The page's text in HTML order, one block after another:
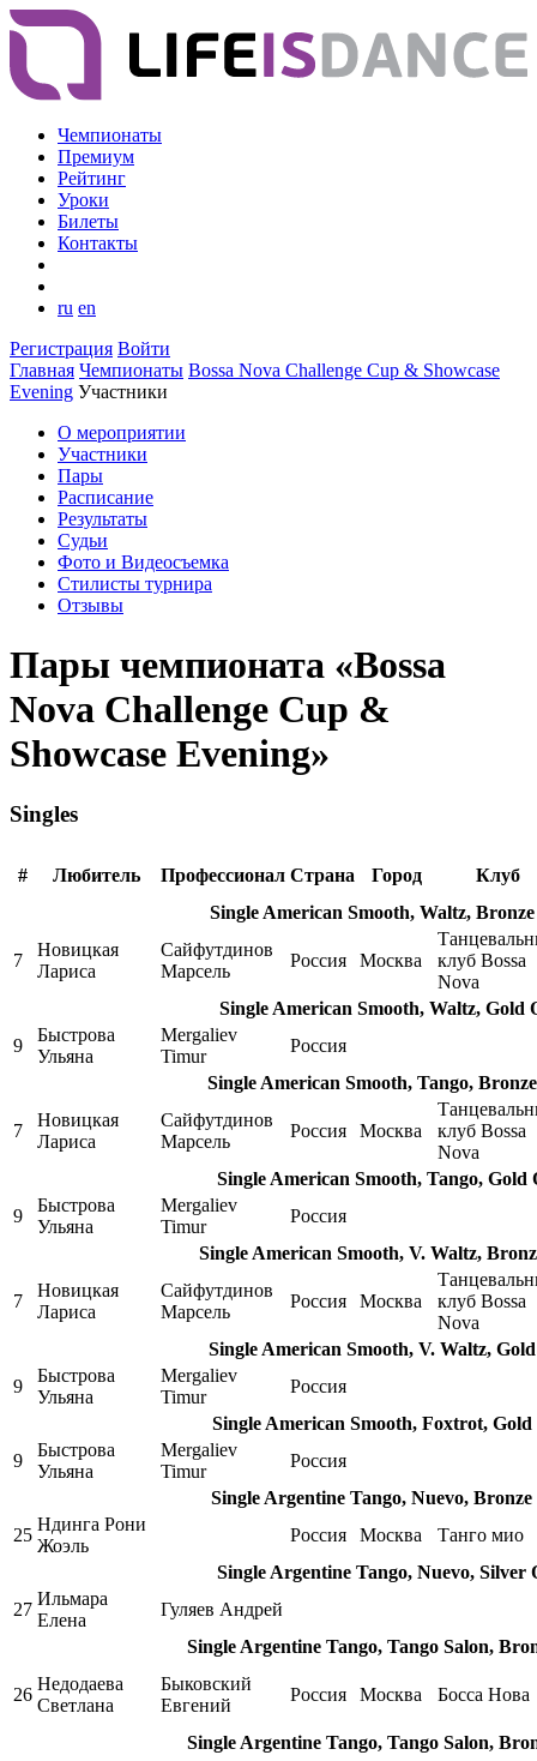
Чемпионаты
Премиум
Рейтинг
Уроки
Билеты
Контакты
ru en
Регистрация Войти
Главная Чемпионаты Bossa Nova Challenge Cup & Showcase
Evening Участники
О мероприятии
Участники
Пары
Расписание
Результаты
Судьи
Фото и Видеосъемка
Стилисты турнира
Отзывы
Пары чемпионата «Bossa
Nova Challenge Cup &
Showcase Evening»
Singles
# Любитель Профессионал Страна Город
Клуб
Single American Smooth, Waltz,
7
Новицкая
Лариса
Сайфутдинов
Марсель
Россия Москва
клуб Bossa
Nova
Single American Smooth, Waltz, Gold
9
Быстрова
Ульяна
Mergaliev
Timur
Россия
Single American Smooth, Tango,
7
Новицкая
Лариса
Сайфутдинов
Марсель
Россия Москва
клуб Bossa
Nova
Single American Smooth, Tango, Gold
9
Быстрова
Ульяна
Mergaliev
Timur
Россия
Single American Smooth, V. Waltz,
7
Новицкая
Лариса
Сайфутдинов
Марсель
Россия Москва
клуб Bossa
Nova
Single American Smooth, V. Waltz,
9
Быстрова
Ульяна
Mergaliev
Timur
Россия
Single American Smooth, Foxtrot, Gold
9
Быстрова
Ульяна
Mergaliev
Timur
Россия
Single Argentine Tango, Nuevo, Bronze
25
Ндинга Рони
Жоэль
Россия Москва
Танго мио
Single Argentine Tango, Nuevo, Silver
27
Ильмара
Елена
Гуляев Андрей
Single Argentine Tango, Tango Salon,
26
Недодаева
Светлана
Быковский
Евгений
Россия Москва Босса Нова
Single Argentine Tango, Tango Salon,